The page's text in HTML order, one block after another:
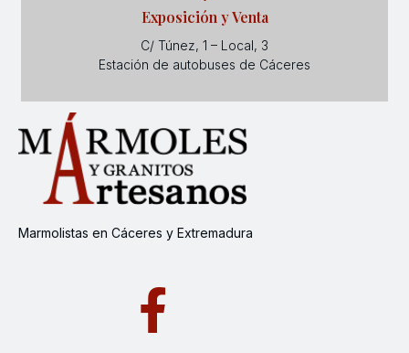
Exposición y Venta
C/ Túnez, 1 – Local, 3
Estación de autobuses de Cáceres
Marmolistas en Cáceres y Extremadura